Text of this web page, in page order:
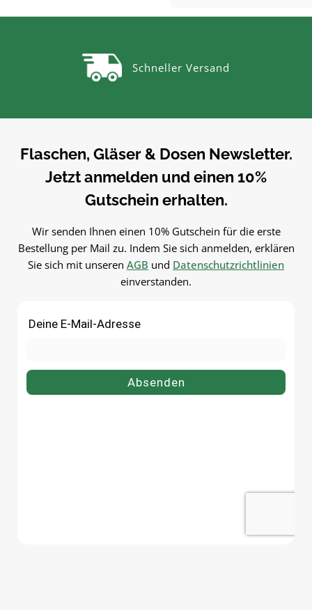
Gebrauch.PflegehinweiseNach
Gebrauch reinigenGut trocknen
lassenJetzt bestellenBestelle
flaschen-glaeser-und-dosen.de.
zum sauberen Abfüllen
lassenJetzt
Trichter bequem online
flaschen-glaeser-und-
Schneller Versand
Flaschen, Gläser & Dosen Newsletter.
Jetzt anmelden und einen 10%
Gutschein erhalten.
Wir senden Ihnen einen 10% Gutschein für die erste
Bestellung per Mail zu. Indem Sie sich anmelden, erklären
Sie sich mit unseren AGB und Datenschutzrichtlinien
einverstanden.